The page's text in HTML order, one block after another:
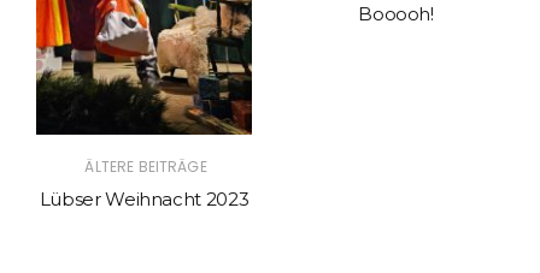
ÄLTERE BEITRÄGE
Lübser Weihnacht 2023
Booooh!